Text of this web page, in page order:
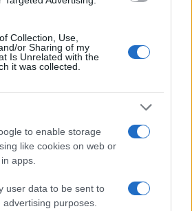
Collection, Use,
or Sharing of my
Is Unrelated with the
it was collected.
to enable storage
like cookies on web or
apps.
user data to be sent to
purposes.
anni (sempre meglio di
le discriminazioni basate sul
sessuale,
e sulla disabilità. In altri
Zan minacciava la libertà di
del centrodestra ha
questo provvedimento
abbassare la guardia:
dimostra che la furia woke è